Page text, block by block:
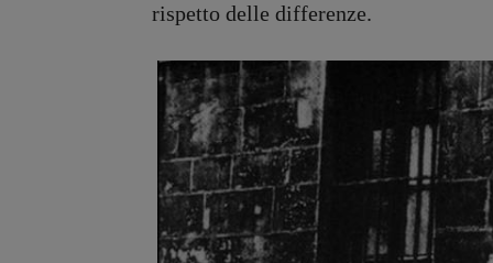
Copyright © 2018 – 2023 Pulp Magazine – Associazione Pulp
rispetto delle differenze.